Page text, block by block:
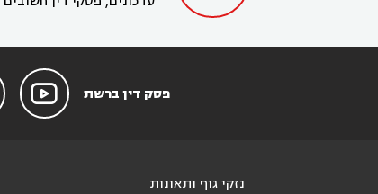
פסק דין ברשת 
נזקי גוף ותאונות